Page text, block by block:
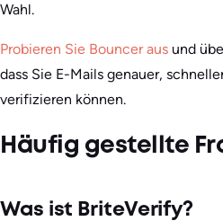
Wahl.
Probieren Sie Bouncer aus und
dass Sie E-Mails genauer,
verifizieren können.
Häufig gestellte
Was ist BriteVerify?